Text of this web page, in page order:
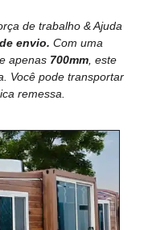
de trabalho & Ajuda
envio. Com uma
apenas 700mm , este
Você pode transportar
remessa.